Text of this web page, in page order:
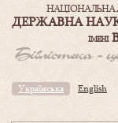
НАЦІОНАЛЬНА
ДЕРЖАВНА
ІМЕНІ
Українська English